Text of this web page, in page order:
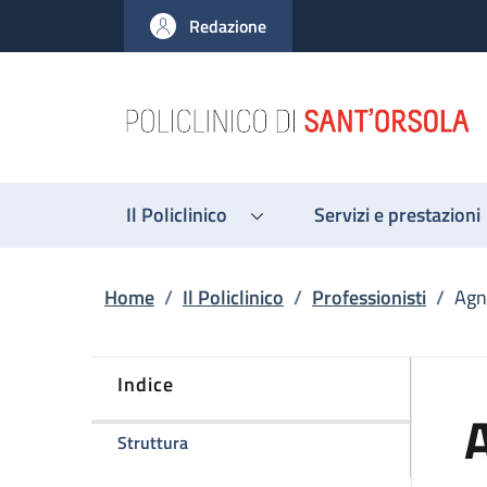
al contenuto principale
to footer content
Redazione
Il Policlinico Servizi e prestazioni
Briciole di pane
Home / Il Policlinico / Professionisti /
Indice
Strutturadella pagina Agnese Lambertini